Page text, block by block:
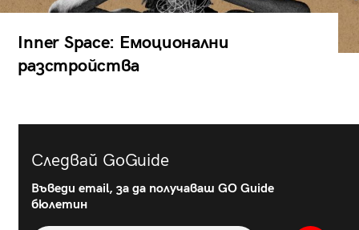
Inner Space: Емоционални
разстройства
Следвай GoGuide
Въведи email, за да получаваш GO Guide
бюлетин